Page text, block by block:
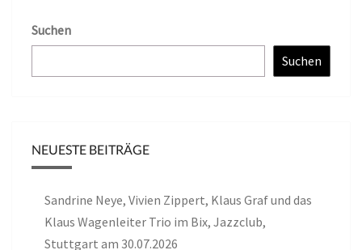
Suchen
Suchen
NEUESTE BEITRÄGE
Sandrine Neye, Vivien Zippert, Klaus Graf und das
Klaus Wagenleiter Trio im Bix, Jazzclub,
Stuttgart am 30.07.2026